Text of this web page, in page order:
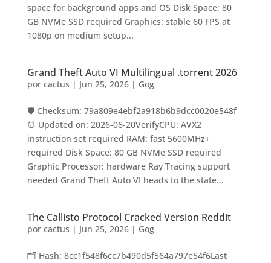
space for background apps and OS Disk Space: 80
GB NVMe SSD required Graphics: stable 60 FPS at
1080p on medium setup...
Grand Theft Auto VI Multilingual .torrent 2026
por cactus | Jun 25, 2026| Gog
🛡️ Checksum: 79a809e4ebf2a918b6b9dcc0020e548f
⏰ Updated on: 2026-06-20VerifyCPU: AVX2
instruction set required RAM: fast 5600MHz+
required Disk Space: 80 GB NVMe SSD required
Graphic Processor: hardware Ray Tracing support
needed Grand Theft Auto VI heads to the state...
The Callisto Protocol Cracked Version Reddit
por cactus | Jun 25, 2026| Gog
🗂 Hash: 8cc1f548f6cc7b490d5f564a797e54f6Last